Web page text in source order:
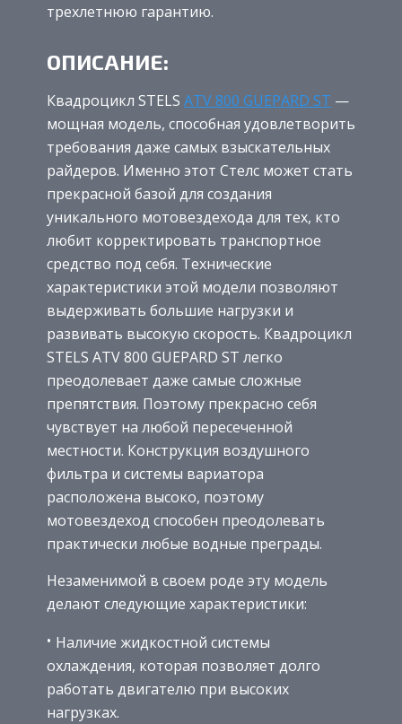
трехлетнюю гарантию.
ОПИСАНИЕ:
Квадроцикл STELS ATV 800 GUEPARD ST —
мощная модель, способная удовлетворить
требования даже самых взыскательных
райдеров. Именно этот Стелс может стать
прекрасной базой для создания
уникального мотовездехода для тех, кто
любит корректировать транспортное
средство под себя. Технические
характеристики этой модели позволяют
выдерживать большие нагрузки и
развивать высокую скорость. Квадроцикл
STELS ATV 800 GUEPARD ST легко
преодолевает даже самые сложные
препятствия. Поэтому прекрасно себя
чувствует на любой пересеченной
местности. Конструкция воздушного
фильтра и системы вариатора
расположена высоко, поэтому
мотовездеход способен преодолевать
практически любые водные преграды.
Незаменимой в своем роде эту модель
делают следующие характеристики:
Наличие жидкостной системы
охлаждения, которая позволяет долго
работать двигателю при высоких
нагрузках.